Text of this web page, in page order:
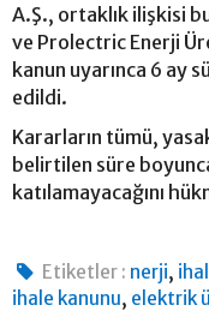
A.Ş., ortaklık ilişkisi
ve Prolectric Enerji
kanun uyarınca 6 ay
edildi.
Kararların tümü,
belirtilen süre
katılamayacağını
Etiketler : nerji,
ihale kanunu, elektrik